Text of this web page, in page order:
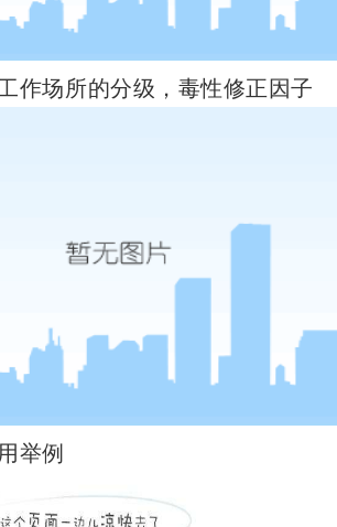
作场所的分级，毒性修正因子
举例